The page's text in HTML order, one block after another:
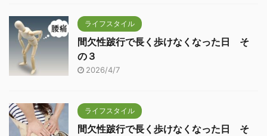
ライフスタイル
間欠性跛行で長く歩けなくなった日 そ
の３
2026/4/7
ライフスタイル
間欠性跛行で長く歩けなくなった日 そ